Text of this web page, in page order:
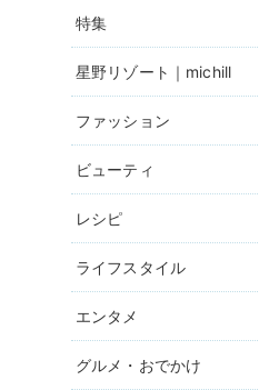
特集
星野リゾート｜michill
ファッション
ビューティ
レシピ
ライフスタイル
エンタメ
グルメ・おでかけ